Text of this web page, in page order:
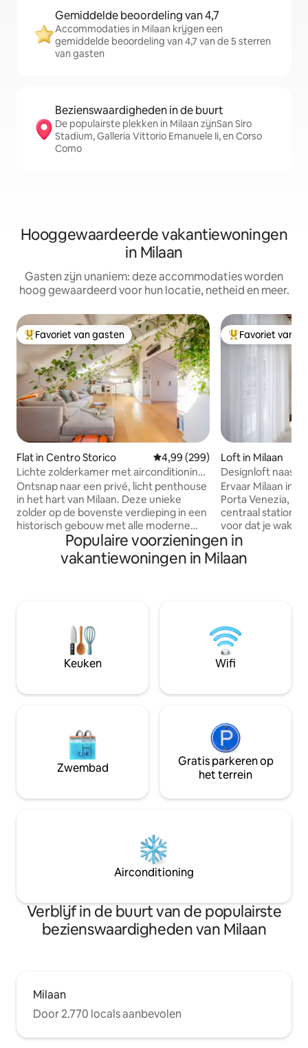
Gemiddelde beoordeling van 4,7
Accommodaties in Milaan krijgen een
gemiddelde beoordeling van 4,7 van de 5 sterren
van gasten
Bezienswaardigheden in de buurt
De populairste plekken in Milaan zijnSan Siro
Stadium, Galleria Vittorio Emanuele Ii, en Corso
Como
Hooggewaardeerde vakantiewoningen
in Milaan
Gasten zijn unaniem: deze accommodaties worden
hoog gewaardeerd voor hun locatie, netheid en meer.
Topfavoriet van gasten
Favoriet van gasten
Flat in Centro Storico Gemiddelde beoordeling van
4,99 (299)
Lichte zolderkamer met airconditioning,
centraal en rustig
Ontsnap naar een privé, licht penthouse
in het hart van Milaan. Deze unieke
zolder op de bovenste verdieping in een
historisch gebouw met alle moderne
voorzieningen biedt een rustig
toevluchtsoord voor twee in het hart
van de stad. Het beschikt over een
slechts 2 minuten lopen van station
Cadorna, met de Duomo en het Sforza-
kasteel in de buurt. Geniet van een
probleemloze zelfincheckprocedure
stedentripje.
Topfavoriet van
Favoriet van
Loft in Milaan
Designloft naast
[Porta Venezia]
Ervaar Milaan in
Porta Venezia,
centraal station
voor dat je
moderne loft in
bij historische
restaurants en
strategische
ervaren als een
van Milaan zoals
meegemaakt!
Populaire voorzieningen in
vakantiewoningen in Milaan
Keuken Wifi
Zwembad
Gratis parkeren op
het terrein
Airconditioning
Verblijf in de buurt van de populairste
bezienswaardigheden van Milaan
Milaan
Door 2.770 locals aanbevolen